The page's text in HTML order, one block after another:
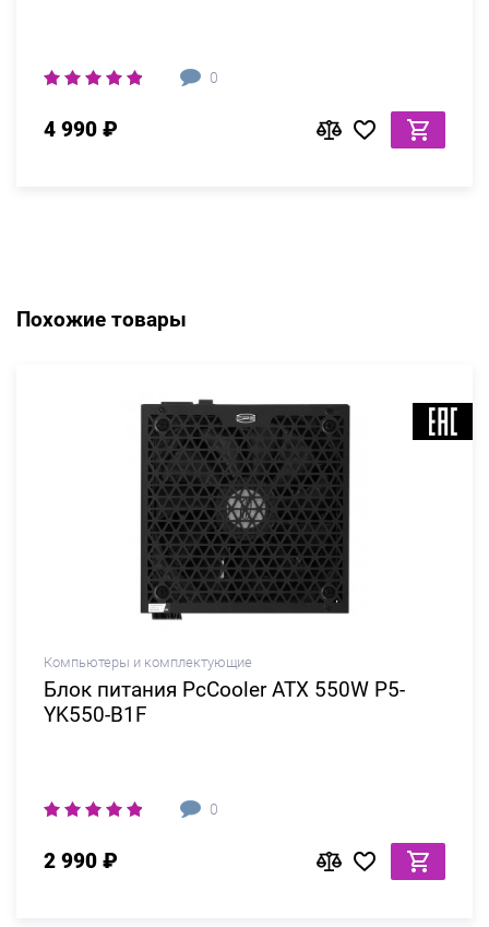
0
4 990 ₽
Похожие товары
Компьютеры и комплектующие
Блок питания PcCooler ATX 550W P5-
YK550-B1F
0
2 990 ₽